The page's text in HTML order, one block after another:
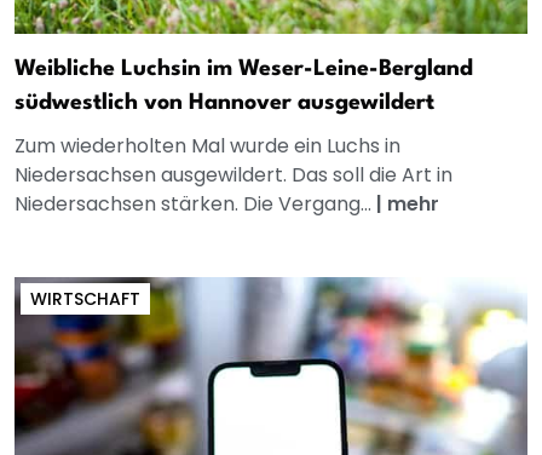
Weibliche Luchsin im Weser-Leine-Bergland
südwestlich von Hannover ausgewildert
Zum wiederholten Mal wurde ein Luchs in
Niedersachsen ausgewildert. Das soll die Art in
Niedersachsen stärken. Die Vergang... | mehr
WIRTSCHAFT